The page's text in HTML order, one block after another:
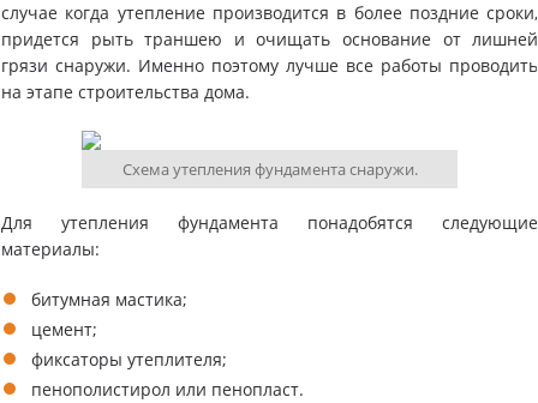
случае когда утепление производится в более поздние сроки,
придется рыть траншею и очищать основание от лишней
грязи снаружи. Именно поэтому лучше все работы проводить
на этапе строительства дома.
Схема утепления фундамента снаружи.
Для утепления фундамента понадобятся следующие
материалы:
битумная мастика;
цемент;
​фиксаторы утеплителя;
​пенополистирол или пенопласт.